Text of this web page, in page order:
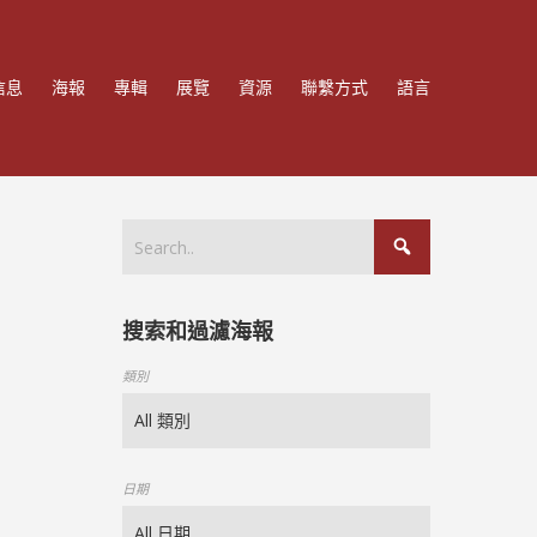
息 海報 專輯 展覽 資源 聯繫方式 語言
搜索和過濾海報
類別
日期